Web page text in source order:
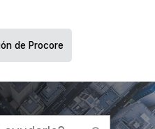
de Procore